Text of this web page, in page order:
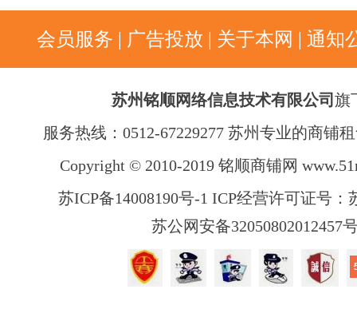
会员服务 广告投放 关于本网 通知
苏州铭顺网络信息技术有限公司 旗
服务热线：0512-67229277 苏州专业的商铺
Copyright © 2010-2019 铭顺商铺网
苏ICP备14008190号-1 ICP经营许可证号：
苏公网安备32050802012457